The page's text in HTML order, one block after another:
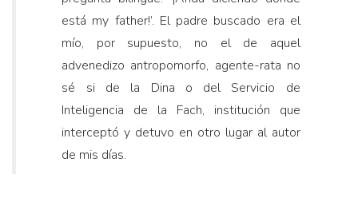
está my father!’. El padre buscado era el
mío, por supuesto, no el de aquel
advenedizo antropomorfo, agente-rata no
sé si de la Dina o del Servicio de
Inteligencia de la Fach, institución que
interceptó y detuvo en otro lugar al autor
de mis días.